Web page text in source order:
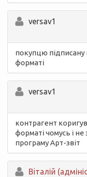
versav1
покупцю підписану
форматі
versav1
контрагент
форматі чомусь і не
програму Арт-звіт
Вiталій